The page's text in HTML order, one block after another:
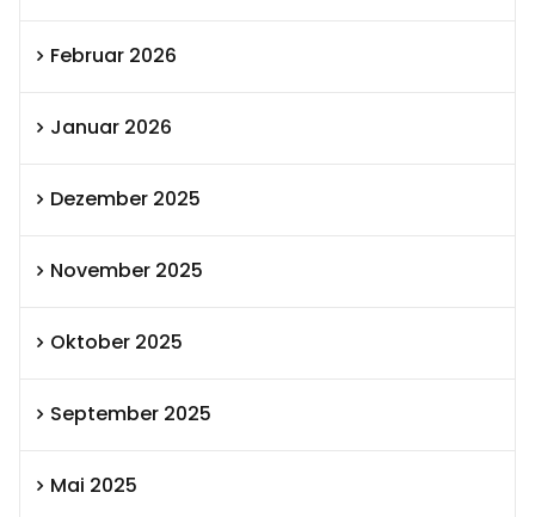
Februar 2026
Januar 2026
Dezember 2025
November 2025
Oktober 2025
September 2025
Mai 2025